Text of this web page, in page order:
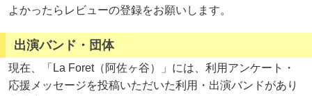
よかったらレビューの登録をお願いします。
出演バンド・団体
現在、「La Foret（阿佐ヶ谷）」には、利用アンケート・
応援メッセージを投稿いただいた利用・出演バンドがあり